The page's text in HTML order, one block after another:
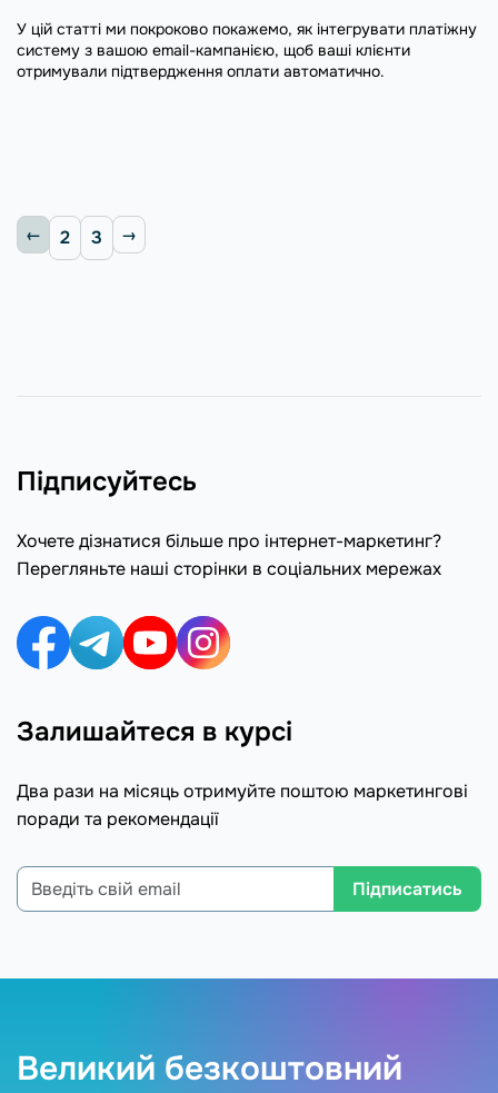
У цій статті ми покроково покажемо, як інтегрувати платіжну
систему з вашою email-кампанією, щоб ваші клієнти
отримували підтвердження оплати автоматично.
2 3
Підписуйтесь
Хочете дізнатися більше про інтернет-маркетинг?
Перегляньте наші сторінки в соціальних мережах
Залишайтеся в курсі
Два рази на місяць отримуйте поштою маркетингові
поради та рекомендації
Підписатись
Великий безкоштовний